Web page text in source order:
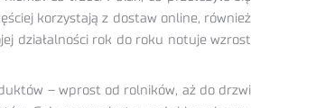
korzystają z dostaw online, również
działalności rok do roku notuje wzrost
– wprost od rolników, aż do drzwi